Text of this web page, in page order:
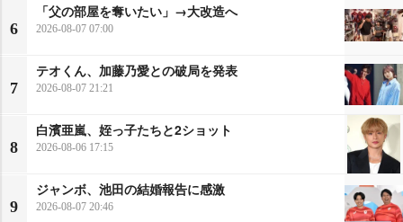
6
「父の部屋を奪いたい」→大改造へ
2026-08-07 07:00
7
テオくん、加藤乃愛との破局を発表
2026-08-07 21:21
8
白濱亜嵐、姪っ子たちと2ショット
2026-08-06 17:15
9
ジャンボ、池田の結婚報告に感激
2026-08-07 20:46